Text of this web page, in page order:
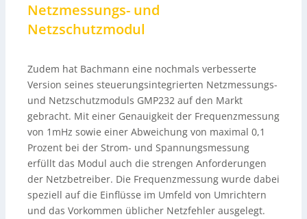
Netzmessungs- und
Netzschutzmodul
Zudem hat Bachmann eine nochmals verbesserte
Version seines steuerungsintegrierten Netzmessungs-
und Netzschutzmoduls GMP232 auf den Markt
gebracht. Mit einer Genauigkeit der Frequenzmessung
von 1mHz sowie einer Abweichung von maximal 0,1
Prozent bei der Strom- und Spannungsmessung
erfüllt das Modul auch die strengen Anforderungen
der Netzbetreiber. Die Frequenzmessung wurde dabei
speziell auf die Einflüsse im Umfeld von Umrichtern
und das Vorkommen üblicher Netzfehler ausgelegt.